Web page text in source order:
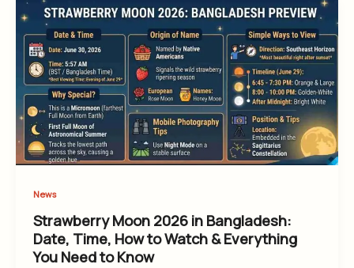
News
Strawberry Moon 2026 in Bangladesh:
Date, Time, How to Watch & Everything
You Need to Know